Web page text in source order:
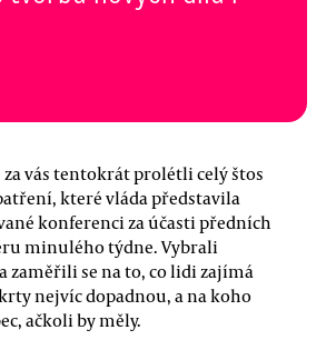
vás tentokrát prolétli celý štos
které vláda představila
konferenci za účasti předních
minulého týdne. Vybrali
zaměřili se na to, co lidi zajímá
nejvíc dopadnou, a na koho
ačkoli by měly.